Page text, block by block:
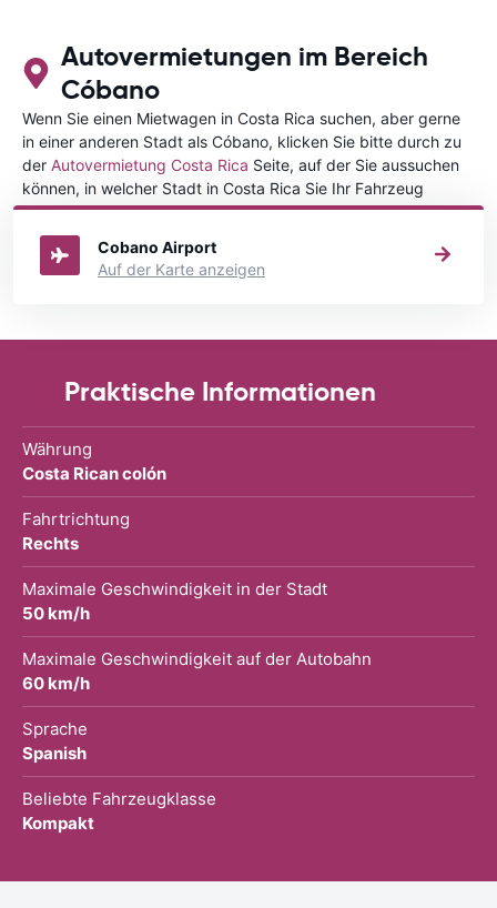
Autovermietungen im Bereich
Cóbano
Wenn Sie einen Mietwagen in Costa Rica suchen, aber gerne
in einer anderen Stadt als Cóbano, klicken Sie bitte durch zu
der Autovermietung Costa Rica Seite, auf der Sie aussuchen
können, in welcher Stadt in Costa Rica Sie Ihr Fahrzeug
mieten wollen.
Cobano Airport
Auf der Karte anzeigen
Praktische Informationen
Währung
Costa Rican colón
Fahrtrichtung
Rechts
Maximale Geschwindigkeit in der Stadt
50 km/h
Maximale Geschwindigkeit auf der Autobahn
60 km/h
Sprache
Spanish
Beliebte Fahrzeugklasse
Kompakt